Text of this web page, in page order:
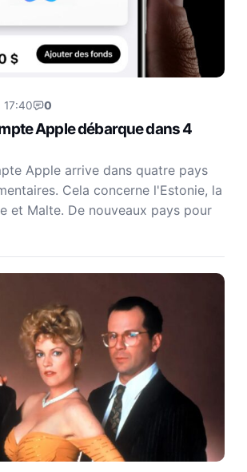
17:40 0
Apple débarque dans 4
Apple arrive dans quatre pays
Cela concerne l'Estonie, la
et Malte. De nouveaux pays pour